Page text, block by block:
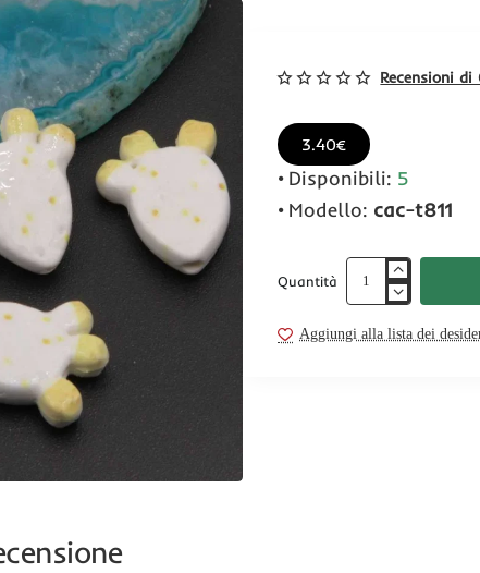
Recensioni di
3.40€
Disponibili: 5
Modello: cac-t811
Quantità
Aggiungi alla lista dei